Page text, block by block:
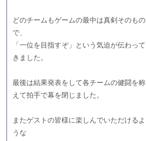
どのチームもゲームの最中は真剣そのもの
で、
「一位を目指すぞ」という気迫が伝わって
きました。
最後は結果発表をして各チームの健闘を称
えて拍手で幕を閉じました。
またゲストの皆様に楽しんでいただけるよ
うな